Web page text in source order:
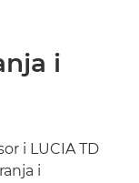
i
i LUCIA TD
i